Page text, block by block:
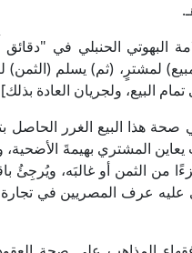
لمشترٍ، (ثم) يسلم (الثمن)
البيع، ولجريان العادة بذلك]
صحة هذا البيع الغرر الحاصل
المشتري بهيمةَ الأضحية،
من الثمن أو غالبَه، ويُرجِئُ
عرف المصريين في